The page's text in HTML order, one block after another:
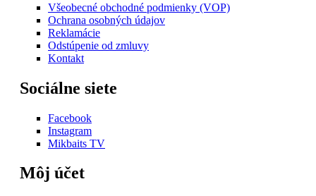
Všeobecné obchodné podmienky (VOP)
Ochrana osobných údajov
Reklamácie
Odstúpenie od zmluvy
Kontakt
Sociálne siete
Facebook
Instagram
Mikbaits TV
Môj účet